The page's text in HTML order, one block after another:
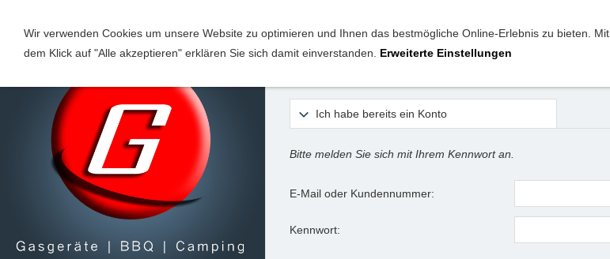
Anmeldung
Ich habe bereits ein Konto
Bitte melden Sie sich mit Ihrem Kennwort an.
E-Mail oder Kundennummer:
Kennwort:
Wir verwenden Cookies um unsere Website zu optimieren und Ihnen das bestmögliche Online-Erlebnis zu bieten. Mit
dem Klick auf "Alle akzeptieren" erklären Sie sich damit einverstanden. Erweiterte Einstellungen